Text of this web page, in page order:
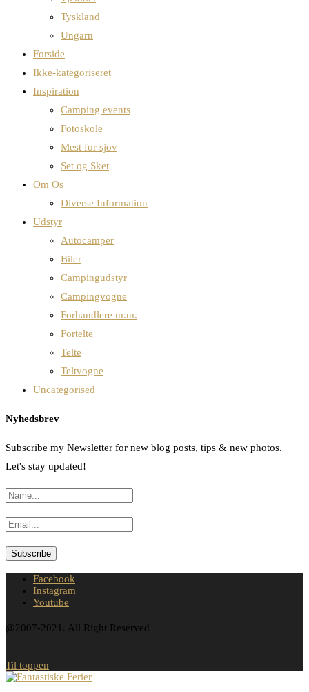
Tyskland
Ungarn
Forside
Ikke-kategoriseret
Inspiration
Camping events
Fotoskole
Mest for sjov
Set og Sket
Om Os
Diverse Information
Udstyr
Autocamper
Biler
Campingudstyr
Campingvogne
Forhandlere m.m.
Fortelte
Telte
Teltvogne
Uncategorised
Nyhedsbrev
Subscribe my Newsletter for new blog posts, tips & new photos.
Let's stay updated!
Facebook
Instagram
Youtube
@2007-2021. All Right Reserved
Til toppen